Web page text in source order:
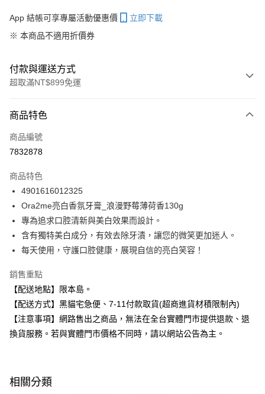
App 結帳可享專屬活動優惠價
立即下載
※ 本商品不適用折價券
付款與運送方式
超取滿NT$899免運
信用卡一次付款
信用卡分期付款
合作金庫商業銀行
華南商業銀行
上海商業儲蓄銀行
台北富邦商業銀行
國泰世華商業銀行
兆豐國際商業銀行
臺灣中小企業銀行
台中商業銀行
匯豐（台灣）商業銀行
華泰商業銀行
聯邦商業銀行
遠東國際商業銀行
元大商業銀行
台新國際商業銀行
台灣樂天信用卡公司
LINE Pay
Apple Pay
街口支付
悠遊付
Google Pay
全盈+PAY
大哥付你分期
1.本服務由台灣大哥大提供，台灣大哥大用戶可立即使用無須另外申請。
2.付款方式選擇「大哥付你分期」，訂單成立後會自動跳轉到大哥付的交易
ATM付款
商品特色
商品編號
7832878
商品特色
4901616012325
Ora2me亮白香氛牙膏_浪漫野莓薄荷香130g
專為追求口腔清新與美白效果而設計。
含有獨特美白成分，有效去除牙漬，讓您的微笑更加迷人。
每天使用，守護口腔健康，展現自信的亮白笑容！
銷售重點
【配送地點】限本島。
【配送方式】黑貓宅急便、7-11付款取貨(超商進貨材積限制內)
【注意事項】網路售出之商品，無法在全台實體門市提供退款、退
換貨服務。若與實體門市價格不同時，請以網站公告為主。
相關分類